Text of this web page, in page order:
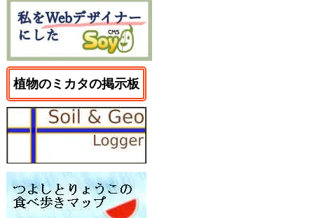
植物のミカタの掲示板